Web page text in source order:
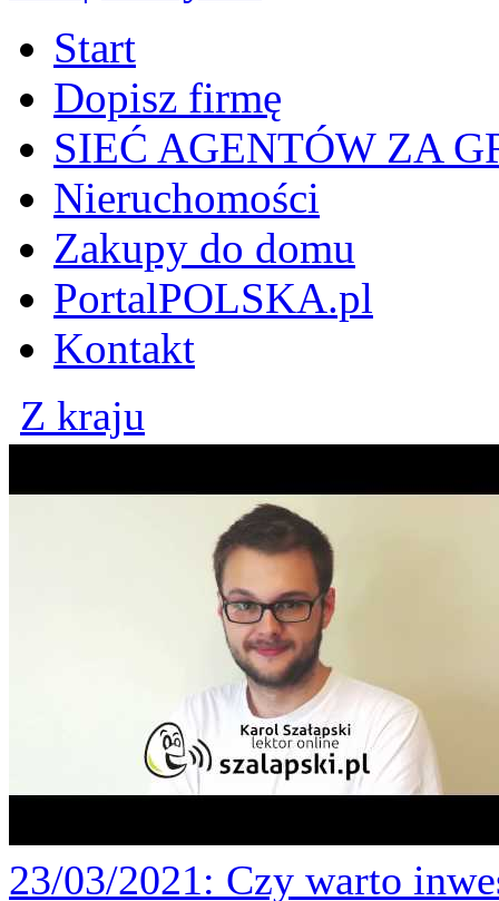
Start
Dopisz firmę
SIEĆ AGENTÓW ZA
Nieruchomości
Zakupy do domu
PortalPOLSKA.pl
Kontakt
Z kraju
23/03/2021: Czy warto